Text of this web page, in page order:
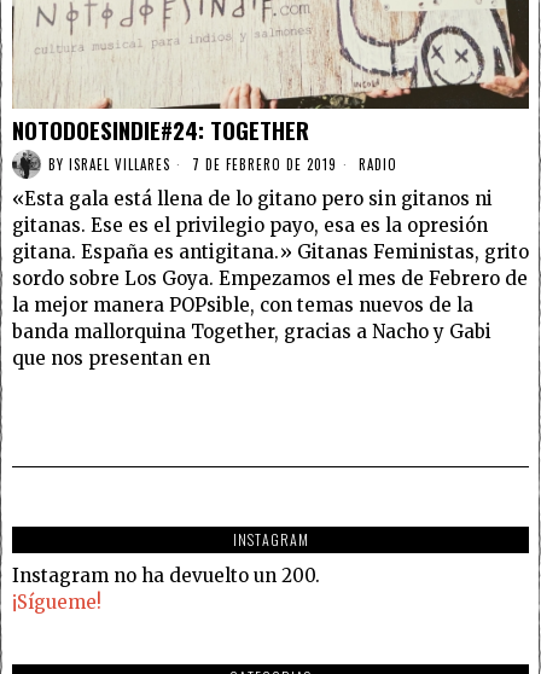
NOTODOESINDIE#24: TOGETHER
BY ISRAEL VILLARES 7 DE FEBRERO DE 2019 RADIO
«Esta gala está llena de lo gitano pero sin gitanos ni
gitanas. Ese es el privilegio payo, esa es la opresión
gitana. España es antigitana.» Gitanas Feministas, grito
sordo sobre Los Goya. Empezamos el mes de Febrero de
la mejor manera POPsible, con temas nuevos de la
banda mallorquina Together, gracias a Nacho y Gabi
que nos presentan en
INSTAGRAM
Instagram no ha devuelto un 200.
¡Sígueme!